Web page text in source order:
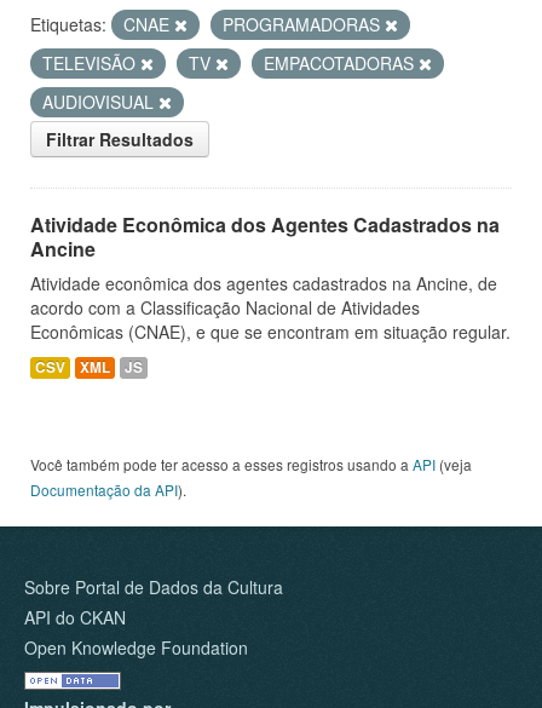
Etiquetas: CNAE
PROGRAMADORAS
TELEVISÃO
TV
EMPACOTADORAS
AUDIOVISUAL
Filtrar Resultados
Atividade Econômica dos Agentes Cadastrados na
Ancine
Atividade econômica dos agentes cadastrados na Ancine, de
acordo com a Classificação Nacional de Atividades
Econômicas (CNAE), e que se encontram em situação regular.
CSV XML JS
Você também pode ter acesso a esses registros usando a API (veja
Documentação da API).
Sobre Portal de Dados da Cultura
API do CKAN
Open Knowledge Foundation